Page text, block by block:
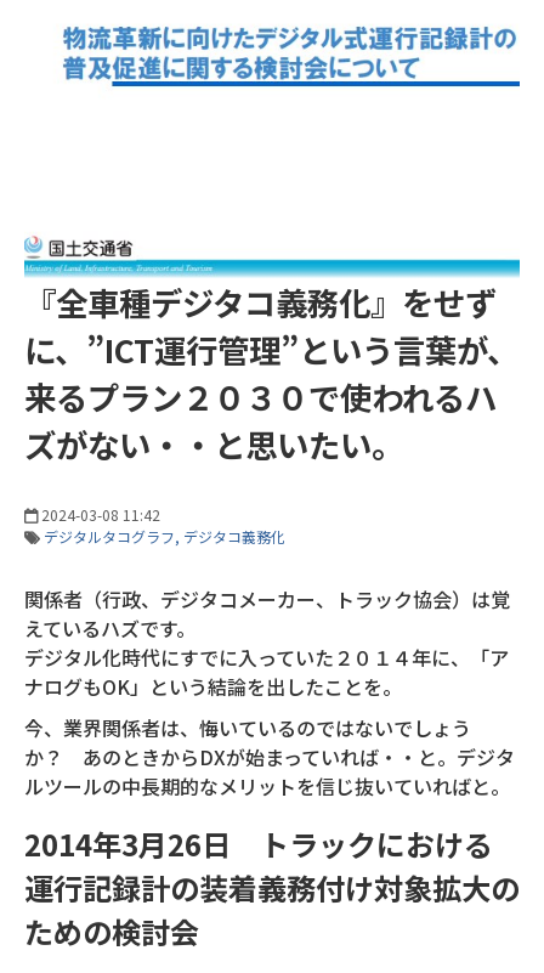
『全車種デジタコ義務化』をせず
に、”ICT運行管理”という言葉が、
来るプラン２０３０で使われるハ
ズがない・・と思いたい。
2024-03-08 11:42
デジタルタコグラフ デジタコ義務化
関係者（行政、デジタコメーカー、トラック協会）は覚
えているハズです。
デジタル化時代にすでに入っていた２０１４年に、「ア
ナログもOK」という結論を出したことを。
今、業界関係者は、悔いているのではないでしょう
か？ あのときからDXが始まっていれば・・と。デジタ
ルツールの中長期的なメリットを信じ抜いていればと。
2014年3月26日 トラックにおける
運行記録計の装着義務付け対象拡大の
ための検討会